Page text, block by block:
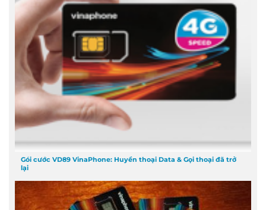
Gói cước VD89 VinaPhone: Huyền thoại Data & Gọi thoại đã trở
lại